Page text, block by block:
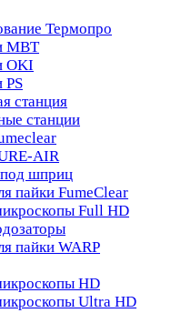
Термопро
MBT
OKI
PS
станция
станции
AIR
шприц
пайки FumeClear
Full HD
пайки WARP
HD
Ultra HD